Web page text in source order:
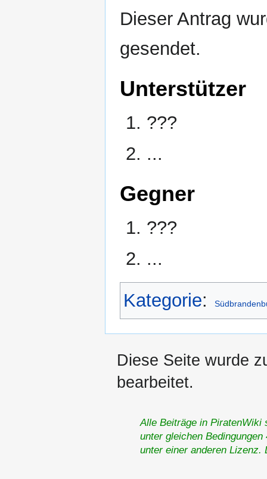
Dieser Antrag
gesendet.
Unterstützer
???
...
Gegner
???
...
Kategorie:
Diese Seite wurde
bearbeitet.
Alle Beiträge in PiratenWiki
unter gleichen
unter einer anderen